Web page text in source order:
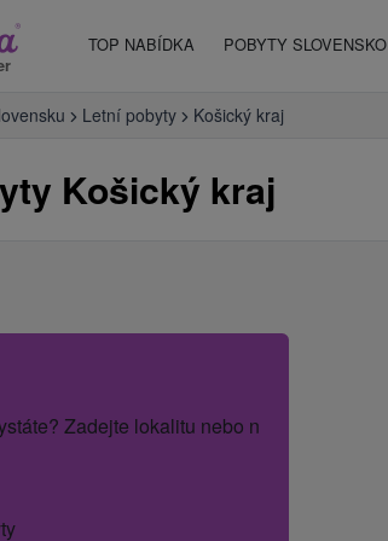
TOP NABÍDKA POBYTY SLOVENSKO
Letní pobyty Košický kraj
Košický kraj
Zadejte lokalitu nebo název hotelu.